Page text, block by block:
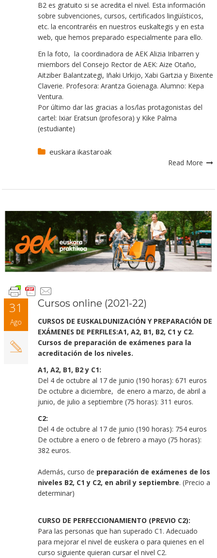
B2 es gratuito si se acredita el nivel. Esta información
sobre subvenciones, cursos, certificados lingüísticos,
etc. la encontraréis en nuestros euskaltegis y en esta
web, que hemos preparado especialmente para ello.
En la foto, la coordinadora de AEK Alizia Iribarren y
miembors del Consejo Rector de AEK: Aize Otaño,
Aitziber Balantzategi, Iñaki Urkijo, Xabi Gartzia y Bixente
Claverie. Profesora: Arantza Goienaga. Alumno: Kepa
Ventura.
Por último dar las gracias a los/las protagonistas del
cartel: Ixiar Eratsun (profesora) y Kike Palma
(estudiante)
euskara ikastaroak
Read More
31
Ago
Cursos online (2021-22)
CURSOS DE EUSKALDUNIZACIÓN Y PREPARACIÓN DE
EXÁMENES DE PERFILES:A1, A2, B1, B2, C1 y C2.
Cursos de preparación de exámenes para la
acreditación de los niveles.
A1, A2, B1, B2 y C1:
Del 4 de octubre al 17 de junio (190 horas): 671 euros
De octubre a diciembre, de enero a marzo, de abril a
junio, de julio a septiembre (75 horas): 311 euros.
C2:
Del 4 de octubre al 17 de junio (190 horas): 754 euros
De octubre a enero o de febrero a mayo (75 horas):
382 euros.
Además, curso de preparación de exámenes de los
niveles B2, C1 y C2, en abril y septiembre. (Precio a
determinar)
CURSO DE PERFECCIONAMIENTO (PREVIO C2):
Para las personas que han superado C1. Adecuado
para mejorar el nivel de euskera o para quienes en el
curso siguiente quieran cursar el nivel C2.